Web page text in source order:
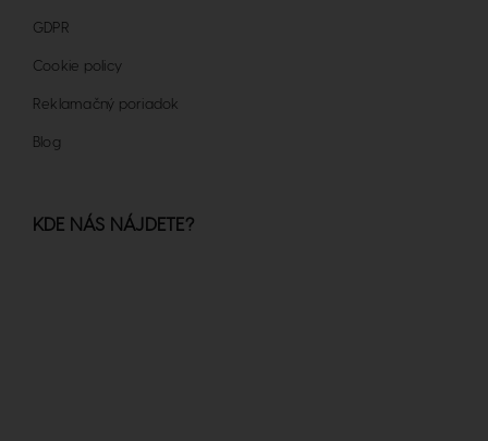
GDPR
Cookie policy
Reklamačný poriadok
Blog
KDE NÁS NÁJDETE?